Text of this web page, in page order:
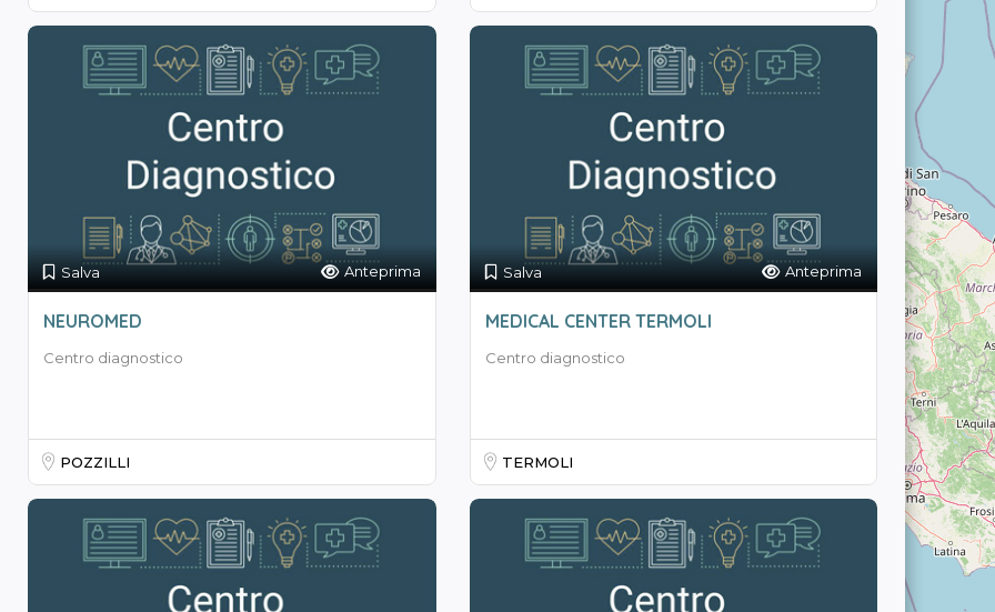
Salva Anteprima
NEUROMED
Centro diagnostico
POZZILLI
Salva Anteprima
MEDICAL CENTER TERMOLI
Centro diagnostico
TERMOLI